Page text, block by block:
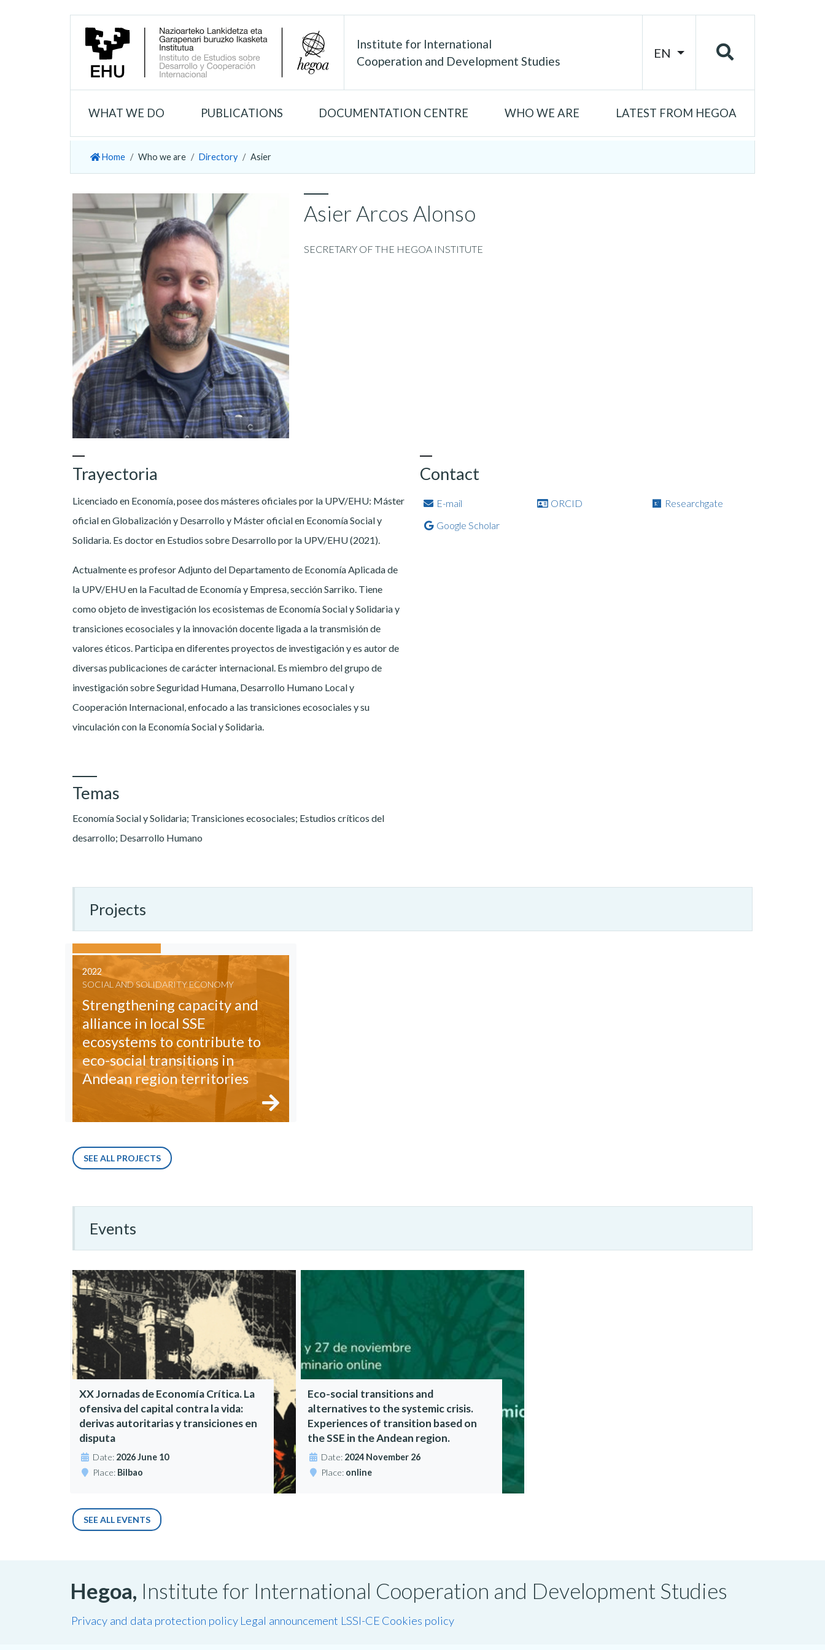
Institute for International
Cooperation and Development Studies
EN
WHAT WE DO PUBLICATIONS DOCUMENTATION CENTRE WHO WE ARE LATEST FROM HEGOA
Home Who we are Directory Asier
Asier Arcos Alonso
SECRETARY OF THE HEGOA INSTITUTE
Trayectoria
Licenciado en Economía, posee dos másteres oficiales por la UPV/EHU: Máster
oficial en Globalización y Desarrollo y Máster oficial en Economía Social y
Solidaria. Es doctor en Estudios sobre Desarrollo por la UPV/EHU (2021).
Actualmente es profesor Adjunto del Departamento de Economía Aplicada de
la UPV/EHU en la Facultad de Economía y Empresa, sección Sarriko. Tiene
como objeto de investigación los ecosistemas de Economía Social y Solidaria y
transiciones ecosociales y la innovación docente ligada a la transmisión de
valores éticos. Participa en diferentes proyectos de investigación y es autor de
diversas publicaciones de carácter internacional. Es miembro del grupo de
investigación sobre Seguridad Humana, Desarrollo Humano Local y
Cooperación Internacional, enfocado a las transiciones ecosociales y su
vinculación con la Economía Social y Solidaria.
Temas
Economía Social y Solidaria; Transiciones ecosociales; Estudios críticos del
desarrollo; Desarrollo Humano
Contact
E-mail ORCID
Researchgate
Google Scholar
Projects
2022
SOCIAL AND SOLIDARITY ECONOMY
Strengthening capacity and
alliance in local SSE
ecosystems to contribute to
eco-social transitions in
Andean region territories
SEE ALL PROJECTS
Events
XX Jornadas de Economía Crítica. La
ofensiva del capital contra la vida:
derivas autoritarias y transiciones en
disputa
Date: 2026 June 10
Place: Bilbao
Eco-social transitions and
alternatives to the systemic crisis.
Experiences of transition based on
the SSE in the Andean region.
Date: 2024 November 26
Place: online
SEE ALL EVENTS
Hegoa, Institute for International Cooperation and Development Studies
Privacy and data protection policy Legal announcement LSSI-CE Cookies policy